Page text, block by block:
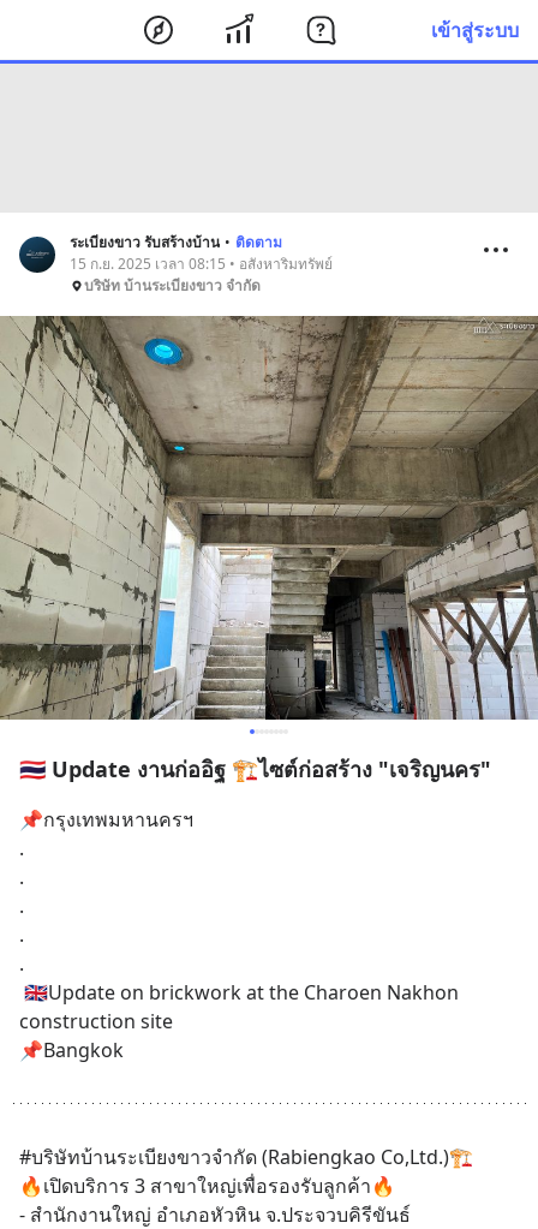
เข้าสู่ระบบ
ระเบียงขาว รับสร้างบ้าน • ติดตาม
15 ก.ย. 2025 เวลา 08:15 • อสังหาริมทรัพย์
บริษัท บ้านระเบียงขาว จำกัด
🇹🇭 Update งานก่ออิฐ 🏗ไซต์ก่อสร้าง "เจริญนคร"
📌กรุงเทพมหานครฯ
.
.
.
.
.
construction site
📌Bangkok
#บริษัทบ้านระเบียงขาวจำกัด (Rabiengkao Co,Ltd.)🏗
🔥เปิดบริการ 3 สาขาใหญ่เพื่อรองรับลูกค้า🔥
- สำนักงานใหญ่ อำเภอหัวหิน จ.ประจวบคิรีขันธ์